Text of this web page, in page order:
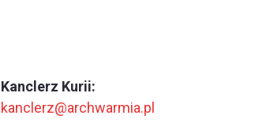
Kanclerz Kurii:
kanclerz@archwarmia.pl